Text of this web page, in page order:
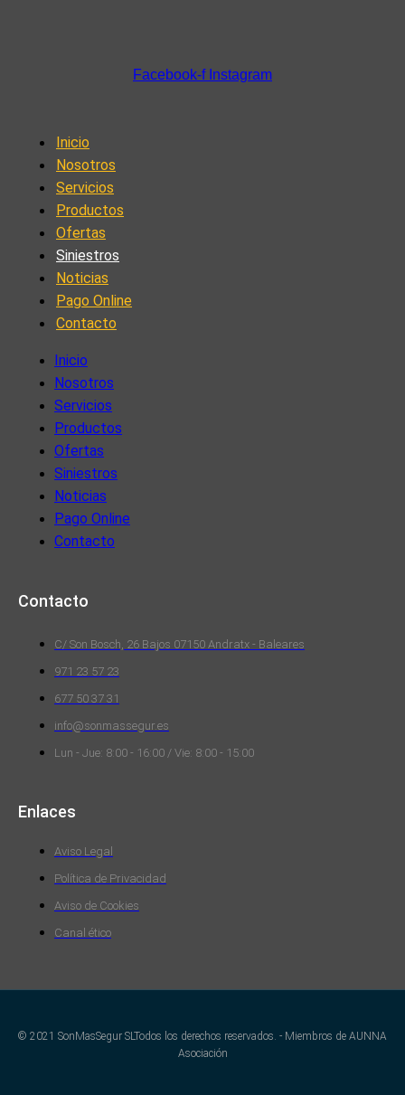
Facebook-f Instagram
Inicio
Nosotros
Servicios
Productos
Ofertas
Siniestros
Noticias
Pago Online
Contacto
Inicio
Nosotros
Servicios
Productos
Ofertas
Siniestros
Noticias
Pago Online
Contacto
Contacto
C/ Son Bosch, 26 Bajos 07150 Andratx - Baleares
971 23 57 23
677 50 37 31
info@sonmassegur.es
Lun - Jue: 8:00 - 16:00 / Vie: 8:00 - 15:00
Enlaces
Aviso Legal
Política de Privacidad
Aviso de Cookies
Canal ético
© 2021 SonMasSegur SLTodos los derechos reservados. - Miembros de AUNNA
Asociación